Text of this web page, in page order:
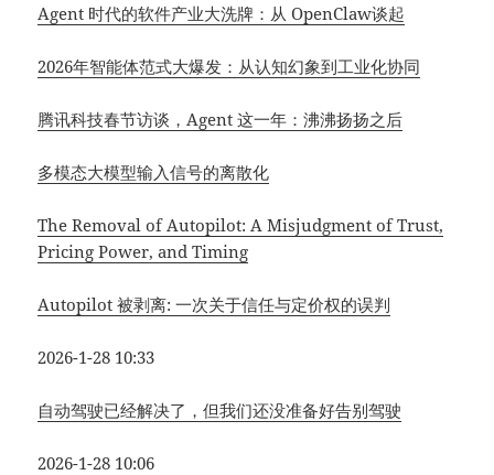
Agent 时代的软件产业大洗牌：从 OpenClaw谈起
2026年智能体范式大爆发：从认知幻象到工业化协同
腾讯科技春节访谈，Agent 这一年：沸沸扬扬之后
多模态大模型输入信号的离散化
The Removal of Autopilot: A Misjudgment of Trust,
Pricing Power, and Timing
Autopilot 被剥离: 一次关于信任与定价权的误判
2026-1-28 10:33
自动驾驶已经解决了，但我们还没准备好告别驾驶
2026-1-28 10:06